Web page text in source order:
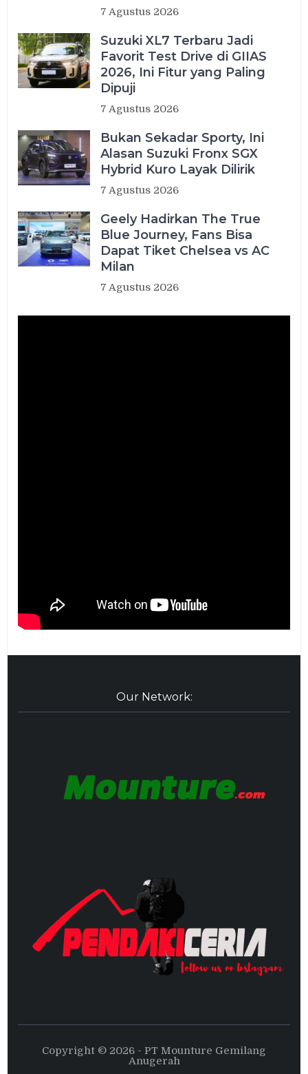
7 Agustus 2026
Suzuki XL7 Terbaru Jadi
Favorit Test Drive di GIIAS
2026, Ini Fitur yang Paling
Dipuji
7 Agustus 2026
Bukan Sekadar Sporty, Ini
Alasan Suzuki Fronx SGX
Hybrid Kuro Layak Dilirik
7 Agustus 2026
Geely Hadirkan The True
Blue Journey, Fans Bisa
Dapat Tiket Chelsea vs AC
Milan
7 Agustus 2026
Our Network:
Copyright © 2026 - PT Mounture Gemilang
Anugerah